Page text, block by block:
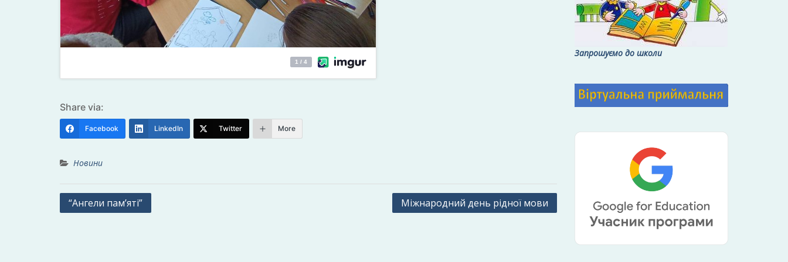
Share via:
Facebook LinkedIn Twitter More
Новини
Навігація
“Ангели пам’яті” Міжнародний день рідної мови
Запрошуємо до школи